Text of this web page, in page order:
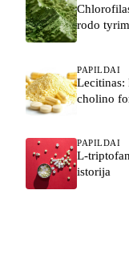
rodo
PAPILDAI
Lecitinas:
cholino
PAPILDAI
L-
istorija